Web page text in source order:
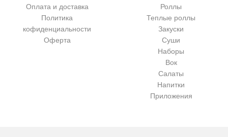
Оплата и доставка
Политика
кофиденциальности
Оферта
Роллы
Теплые роллы
Закуски
Суши
Наборы
Вок
Салаты
Напитки
Приложения